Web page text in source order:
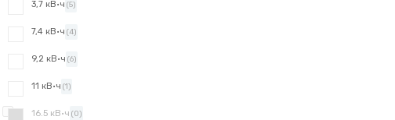
3,7 кВ·ч (5)
7,4 кВ·ч (4)
9,2 кВ·ч (6)
11 кВ·ч (1)
16.5 кВ·ч (0)